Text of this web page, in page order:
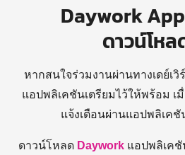
Daywork
ดาวน์โห
หากสนใจร่วมงานผ่านทางเดย์เ
แอปพลิเคชันเตรียมไว้ให้พร้อม เ
แจ้งเตือนผ่านแอปพลิเค
ดาวน์โหลด Daywork แอปพลิเคชั